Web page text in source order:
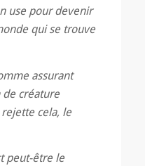
use pour devenir
qui se trouve
assurant
créature
cela, le
peut-être le